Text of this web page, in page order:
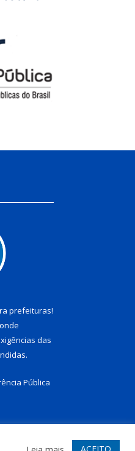
prefeituras!
das
Pública
Webmail ACEITO